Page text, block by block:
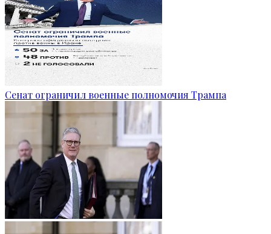
Сенат ограничил военные полномочия Трампа